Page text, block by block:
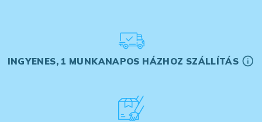
INGYENES, 1 MUNKANAPOS HÁZHOZ SZÁLLÍTÁS